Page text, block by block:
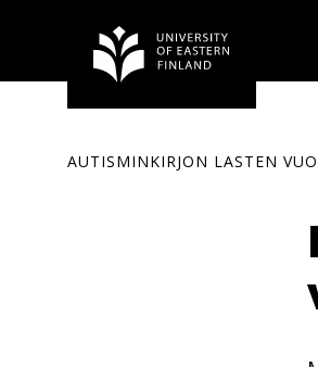
AUTISMINKIRJON LASTEN